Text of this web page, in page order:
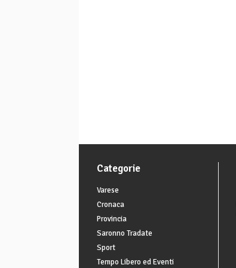
Categorie
Varese
Cronaca
Provincia
Saronno Tradate
Sport
Tempo Libero ed Eventi